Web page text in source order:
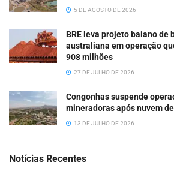
5 DE AGOSTO DE 2026
BRE leva projeto baiano de
australiana em operação
908 milhões
27 DE JULHO DE 2026
Congonhas suspende
mineradoras após nuvem
13 DE JULHO DE 2026
Notícias Recentes